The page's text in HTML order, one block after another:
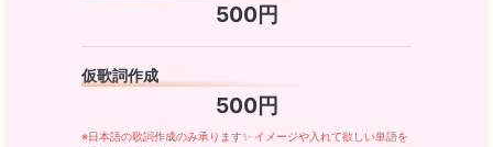
500円
仮歌詞作成
500円
※日本語の歌詞作成のみ承ります✨ イメージや入れて欲しい単語を